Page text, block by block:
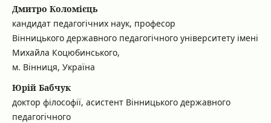
Дмитро Коломієць
кандидат педагогічних наук, професор
Вінницького державного педагогічного університету імені
Михайла Коцюбинського,
м. Вінниця, Україна
Юрій Бабчук
доктор філософії, асистент Вінницького державного
педагогічного